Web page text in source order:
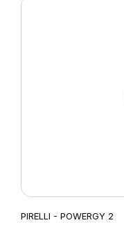
PIRELLI - POWERGY 2